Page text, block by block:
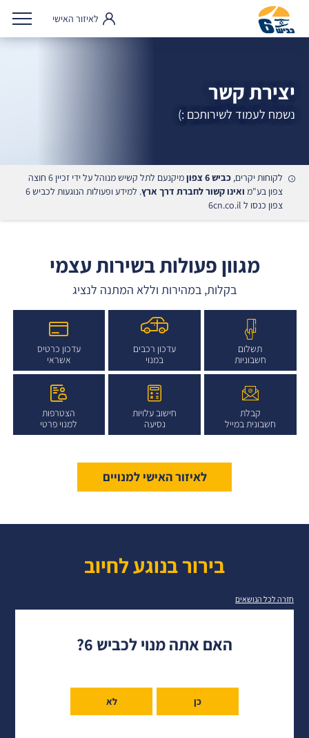
לאיזור האישי
יצירת קשר
נשמח לעמוד לשירותכם :)
לקוחות יקרים, כביש 6 צפון
מיקנעם לתל קשיש מנוהל על ידי זכיין 6 חוצה
צפון בע"מ ואינו קשור לחברת דרך ארץ
. למידע ופעולות הנוגעות לכביש 6
צפון כנסו ל 6cn.co.il
מגוון פעולות בשירות עצמי
בקלות, במהירות וללא המתנה לנציג
תשלום
חשבוניות
עדכון רכבים
במנוי
עדכון כרטיס
אשראי
קבלת
חשבונית במייל
חישוב עלויות
נסיעה
הצטרפות
למנוי פרטי
לאיזור האישי למנויים
בירור בנוגע לחיוב
חזרה לכל הנושאים
האם אתה מנוי לכביש 6?
כן לא